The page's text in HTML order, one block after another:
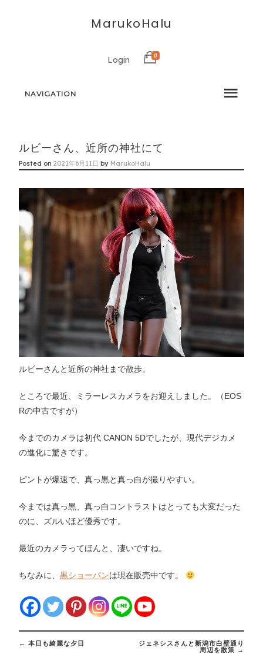
MarukoHalu
Login 0
NAVIGATION
ルビーさん、近所の神社にて
Posted on2021年6月11日 by MarukoHalu
ルビーさんと近所の神社まで散歩。
ところで最近、ミラーレスカメラをお迎えしました。（EOS
Rの中古ですが）
今までのカメラは初代 CANON 5Dでしたが、現代デジカメ
の進化に驚きです。
ピントが爆速で、真っ黒と真っ白が撮りやすい。
今までは真っ黒、真っ白コントラストはとっても大変だった
のに、ズルいほど優秀です。
最近のカメラってほんと、凄いですね。
ちなみに、黒ショーパンは現在販売中です。
Post
navigation
← 本日も綺麗な夕日 ジェネシスさんと新潟市白壁通り
周辺を散策 →